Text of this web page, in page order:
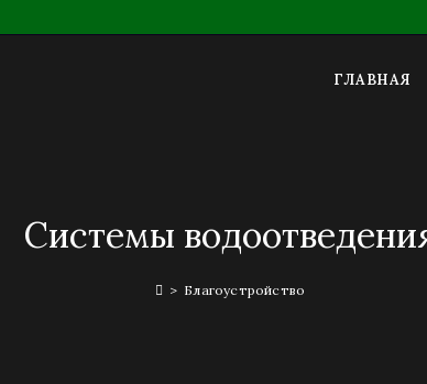
ГЛАВНАЯ
Системы
> Благоустройство